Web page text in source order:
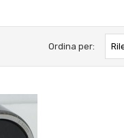
Ordina per: